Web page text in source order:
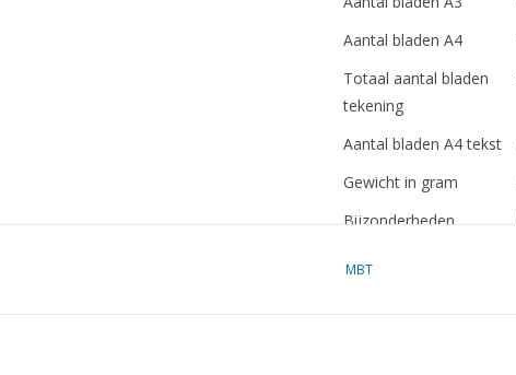
Aantal bladen A4
Totaal aantal bladen
tekening
Aantal bladen A4 tekst
Gewicht in gram
Bijzonderheden
MBT